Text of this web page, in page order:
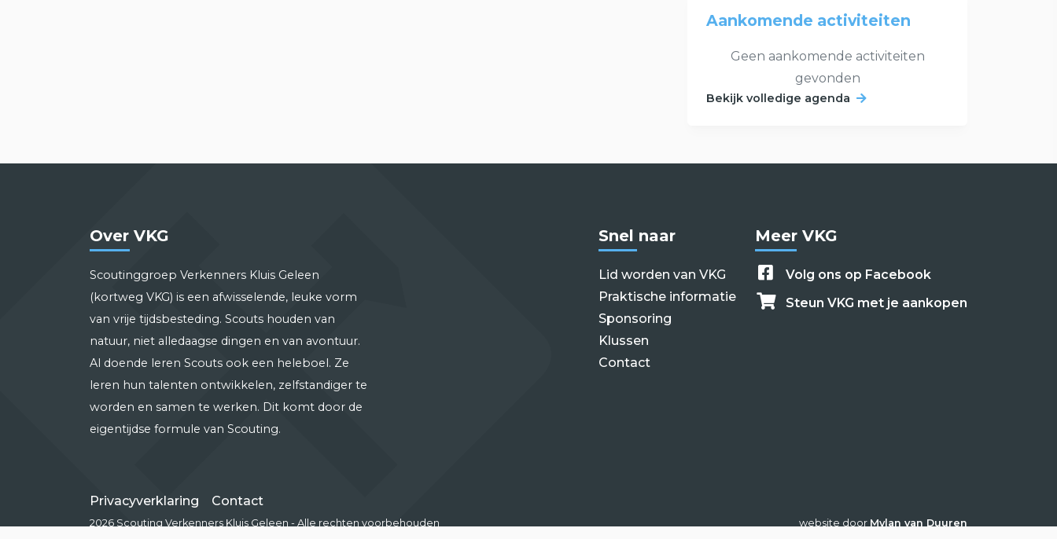
Aankomende activiteiten
Geen aankomende activiteiten
gevonden
Bekijk volledige agenda
Over VKG
Scoutinggroep Verkenners Kluis Geleen
(kortweg VKG) is een afwisselende, leuke vorm
van vrije tijdsbesteding. Scouts houden van
natuur, niet alledaagse dingen en van avontuur.
Al doende leren Scouts ook een heleboel. Ze
leren hun talenten ontwikkelen, zelfstandiger te
worden en samen te werken. Dit komt door de
eigentijdse formule van Scouting.
Snel naar
Lid worden van VKG
Praktische informatie
Sponsoring
Klussen
Contact
Meer VKG
Volg ons op Facebook
Steun VKG met je aankopen
Privacyverklaring Contact
2026 Scouting Verkenners Kluis Geleen - Alle rechten voorbehouden website door Mylan van Duuren